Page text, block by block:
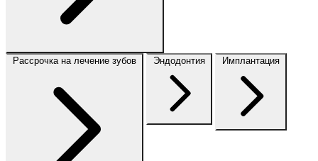
Рассрочка на лечение зубов Эндодонтия Имплантация